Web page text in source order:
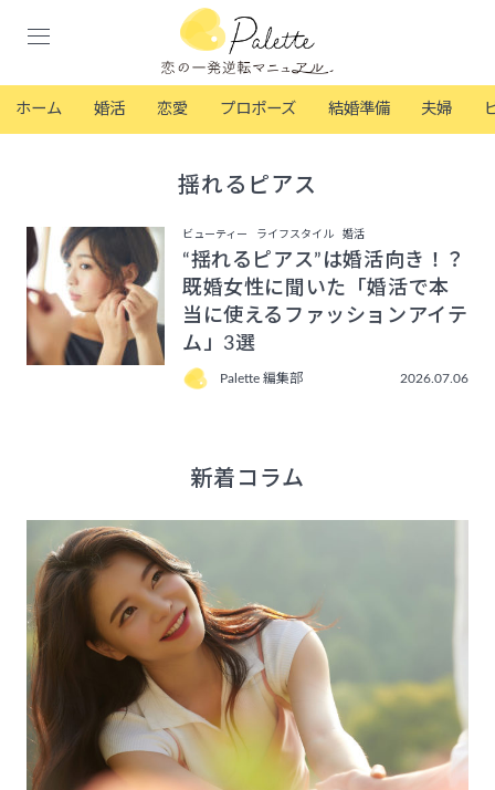
ホーム 婚活 恋愛 プロポーズ 結婚準備 夫婦
揺れるピアス
ビューティー ライフスタイル 婚活
“揺れるピアス”は婚活向き！？
既婚女性に聞いた「婚活で本
当に使えるファッションアイテ
ム」3選
Palette 編集部 2026.07.06
新着コラム